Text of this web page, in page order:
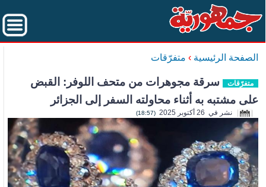
الصفحة الرئيسية › متفرّقات
متفرّقات سرقة مجوهرات من متحف اللوفر: القبض
على مشتبه به أثناء محاولته السفر إلى الجزائر
نشر في 26 أكتوبر 2025 (18:57)